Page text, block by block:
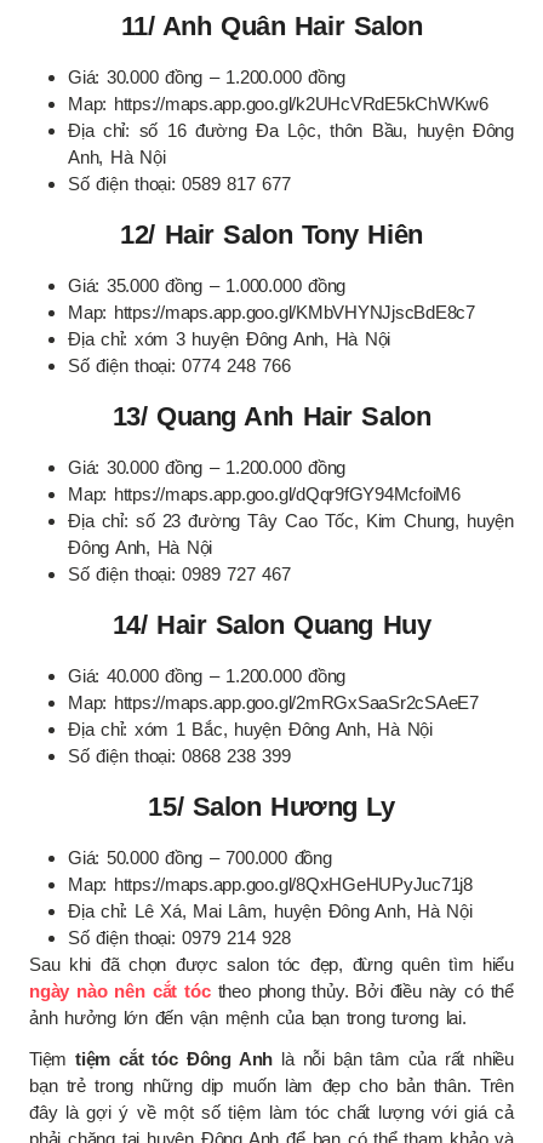
11/ Anh Quân Hair Salon
Giá: 30.000 đồng – 1.200.000 đồng
Map: https://maps.app.goo.gl/k2UHcVRdE5kChWKw6
Địa chỉ: số 16 đường Đa Lộc, thôn Bầu, huyện Đông
Anh, Hà Nội
Số điện thoại: 0589 817 677
12/ Hair Salon Tony Hiên
Giá: 35.000 đồng – 1.000.000 đồng
Map: https://maps.app.goo.gl/KMbVHYNJjscBdE8c7
Địa chỉ: xóm 3 huyện Đông Anh, Hà Nội
Số điện thoại: 0774 248 766
13/ Quang Anh Hair Salon
Giá: 30.000 đồng – 1.200.000 đồng
Map: https://maps.app.goo.gl/dQqr9fGY94McfoiM6
Địa chỉ: số 23 đường Tây Cao Tốc, Kim Chung, huyện
Đông Anh, Hà Nội
Số điện thoại: 0989 727 467
14/ Hair Salon Quang Huy
Giá: 40.000 đồng – 1.200.000 đồng
Map: https://maps.app.goo.gl/2mRGxSaaSr2cSAeE7
Địa chỉ: xóm 1 Bắc, huyện Đông Anh, Hà Nội
Số điện thoại: 0868 238 399
15/ Salon Hương Ly
Giá: 50.000 đồng – 700.000 đồng
Map: https://maps.app.goo.gl/8QxHGeHUPyJuc71j8
Địa chỉ: Lê Xá, Mai Lâm, huyện Đông Anh, Hà Nội
Số điện thoại: 0979 214 928
Sau khi đã chọn được salon tóc đẹp, đừng quên tìm hiểu
ngày nào nên cắt tóctheo phong thủy. Bởi điều này có thể
ảnh hưởng lớn đến vận mệnh của bạn trong tương lai.
Tiệmtiệm cắt tóc Đông Anh là nỗi bận tâm của rất nhiều
bạn trẻ trong những dịp muốn làm đẹp cho bản thân. Trên
đây là gợi ý về một số tiệm làm tóc chất lượng với giá cả